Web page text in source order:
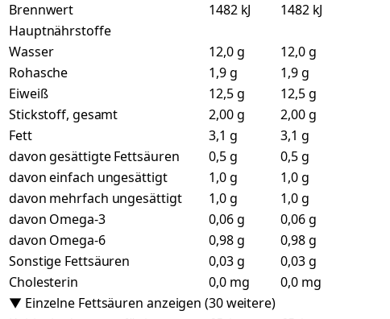
Brennwert
1482 kJ
1482 kJ
Hauptnährstoffe
Wasser
12,0 g
12,0 g
Rohasche
1,9 g
1,9 g
Eiweiß
12,5 g
12,5 g
Stickstoff, gesamt
2,00 g
2,00 g
Fett
3,1 g
3,1 g
davon gesättigte Fettsäuren
0,5 g
0,5 g
davon einfach ungesättigt
1,0 g
1,0 g
davon mehrfach ungesättigt
1,0 g
1,0 g
davon Omega-3
0,06 g
0,06 g
davon Omega-6
0,98 g
0,98 g
Sonstige Fettsäuren
0,03 g
0,03 g
Cholesterin
0,0 mg
0,0 mg
▼ Einzelne Fettsäuren anzeigen (30 weitere)